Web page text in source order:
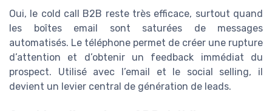
Oui, le cold call B2B reste très efficace, surtout quand
les boîtes email sont saturées de messages
automatisés. Le téléphone permet de créer une rupture
d’attention et d’obtenir un feedback immédiat du
prospect. Utilisé avec l’email et le social selling, il
devient un levier central de génération de leads.